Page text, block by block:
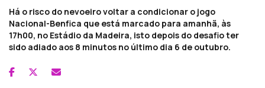
Há o risco do nevoeiro voltar a condicionar o jogo
Nacional-Benfica que está marcado para amanhã, às
17h00, no Estádio da Madeira, isto depois do desafio ter
sido adiado aos 8 minutos no último dia 6 de outubro.